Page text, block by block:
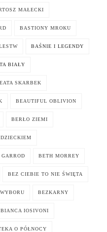
MAŁECKI
BASTIONY MROKU
BAŚNIE I LEGENDY
BIAŁY
SKARBEK
BEAUTIFUL OBLIVION
BERŁO ZIEMI
BETH MORREY
BEZ CIEBIE TO NIE ŚWIĘTA
BEZKARNY
BIANCA IOSIVONI
O PÓŁNOCY